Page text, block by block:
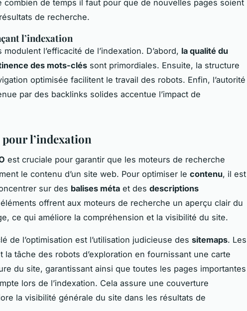
combien de temps il faut pour que de nouvelles pages soient
de recherche.
l’indexation
l’efficacité de l’indexation. D’abord, la qualité du
des mots-clés sont primordiales. Ensuite, la structure
optimisée facilitent le travail des robots. Enfin, l’autorité
par des backlinks solides accentue l’impact de
l’indexation
est cruciale pour garantir que les moteurs de recherche
le contenu d’un site web. Pour optimiser le contenu, il est
sur des balises méta et des descriptions
offrent aux moteurs de recherche un aperçu clair du
ce qui améliore la compréhension et la visibilité du site.
de l’optimisation est l’utilisation judicieuse des sitemaps. Les
la tâche des robots d’exploration en fournissant une carte
du site, garantissant ainsi que toutes les pages importantes
lors de l’indexation. Cela assure une couverture
la visibilité générale du site dans les résultats de